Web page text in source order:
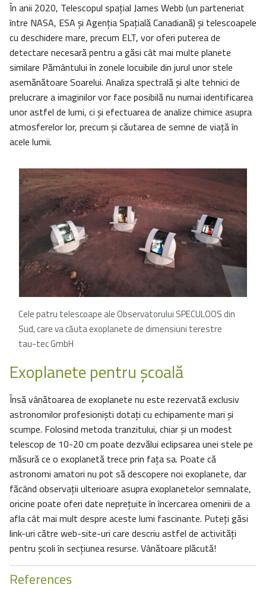
În anii 2020, Telescopul spațial James Webb (un parteneriat
între NASA, ESA și Agenția Spațială Canadiană) și telescoapele
cu deschidere mare, precum ELT, vor oferi puterea de
detectare necesară pentru a găsi cât mai multe planete
similare Pământului în zonele locuibile din jurul unor stele
asemănătoare Soarelui. Analiza spectrală și alte tehnici de
prelucrare a imaginilor vor face posibilă nu numai identificarea
unor astfel de lumi, ci și efectuarea de analize chimice asupra
atmosferelor lor, precum și căutarea de semne de viață în
acele lumii.
Cele patru telescoape ale Observatorului SPECULOOS din
Sud, care va căuta exoplanete de dimensiuni terestre
tau-tec GmbH
Exoplanete pentru şcoală
Însă vânătoarea de exoplanete nu este rezervată exclusiv
astronomilor profesioniști dotaţi cu echipamente mari și
scumpe. Folosind metoda tranzitului, chiar și un modest
telescop de 10-20 cm poate dezvălui eclipsarea unei stele pe
măsură ce o exoplanetă trece prin fața sa. Poate că
astronomi amatori nu pot să descopere noi exoplanete, dar
făcând observații ulterioare asupra exoplanetelor semnalate,
oricine poate oferi date neprețuite în încercarea omenirii de a
afla cât mai mult despre aceste lumi fascinante. Puteți găsi
link-uri către web-site-uri care descriu astfel de activități
pentru școli în secțiunea resurse. Vânătoare plăcută!
References